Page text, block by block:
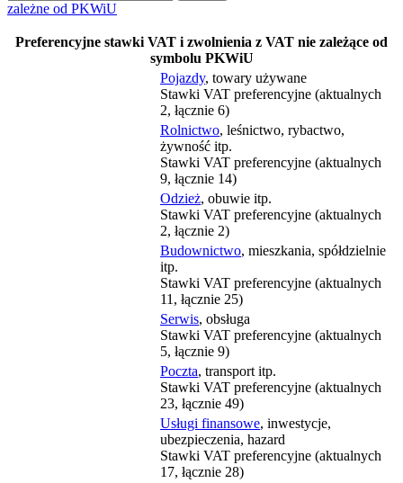
zależne od PKWiU
Preferencyjne stawki VAT i zwolnienia z VAT nie zależące od
symbolu PKWiU
Pojazdy, towary używane
Stawki VAT preferencyjne (aktualnych
2, łącznie 6)
Rolnictwo, leśnictwo, rybactwo,
żywność itp.
Stawki VAT preferencyjne (aktualnych
9, łącznie 14)
Odzież, obuwie itp.
Stawki VAT preferencyjne (aktualnych
2, łącznie 2)
Budownictwo, mieszkania, spółdzielnie
itp.
Stawki VAT preferencyjne (aktualnych
11, łącznie 25)
Serwis, obsługa
Stawki VAT preferencyjne (aktualnych
5, łącznie 9)
Poczta, transport itp.
Stawki VAT preferencyjne (aktualnych
23, łącznie 49)
Usługi finansowe, inwestycje,
ubezpieczenia, hazard
Stawki VAT preferencyjne (aktualnych
17, łącznie 28)